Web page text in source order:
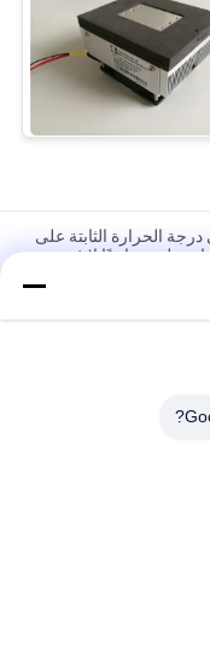
الحرارة الثابتة على
يجعله مساعدًا لا غنى عنه